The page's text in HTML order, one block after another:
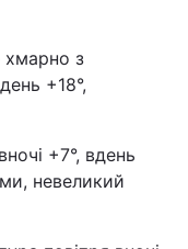
хмарно з
+18°,
+7°, вдень
невеликий